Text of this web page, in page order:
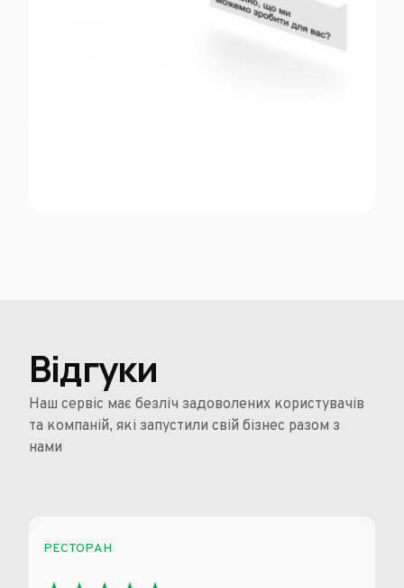
Відгуки
Наш сервіс має безліч задоволених користувачів
та компаній, які запустили свій бізнес разом з
нами
РЕСТОРАН